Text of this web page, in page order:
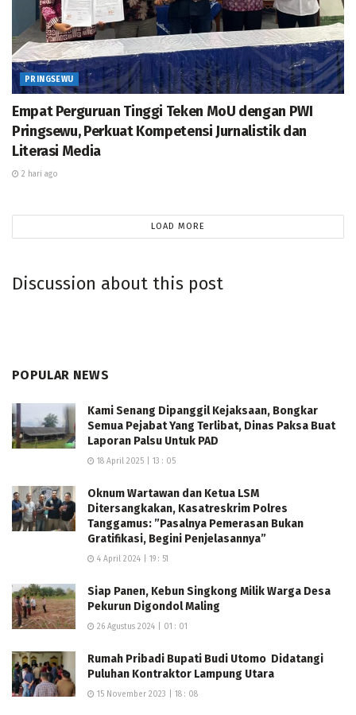
“Kerukunan antarumat beragama merupakan modal
kita bersama untuk membangun negara dan menjaga
integrasi nasional. Dan, Kementerian Agama hadir
untuk melindungi kepentingan agama dan semua
pemeluk agama,” katanya.(reza)
PRINGSEWU
Empat Perguruan Tinggi Teken MoU dengan PWI
Pringsewu, Perkuat Kompetensi Jurnalistik dan
Literasi Media
2 hari ago
LOAD MORE
Discussion about this post
POPULAR NEWS
Kami Senang Dipanggil Kejaksaan, Bongkar
Semua Pejabat Yang Terlibat, Dinas Paksa Buat
Laporan Palsu Untuk PAD
18 April 2025 | 13 : 05
Oknum Wartawan dan Ketua LSM
Ditersangkakan, Kasatreskrim Polres
Tanggamus: ”Pasalnya Pemerasan Bukan
Gratifikasi, Begini Penjelasannya”
4 April 2024 | 19 : 51
Siap Panen, Kebun Singkong Milik Warga Desa
Pekurun Digondol Maling
26 Agustus 2024 | 01 : 01
Rumah Pribadi Bupati Budi Utomo Didatangi
Puluhan Kontraktor Lampung Utara
15 November 2023 | 18 : 08